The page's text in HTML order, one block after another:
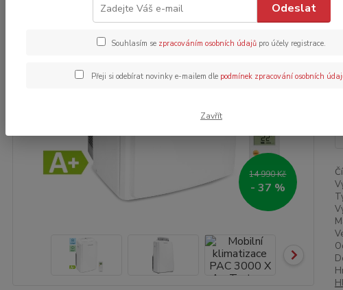
14 990 Kč
- 37 %
Odeslat
Souhlasím se zpracováním osobních údajů pro účely registrace.
Přeji si odebírat novinky e-mailem dle podmínek zpracování osobních
Zavřít